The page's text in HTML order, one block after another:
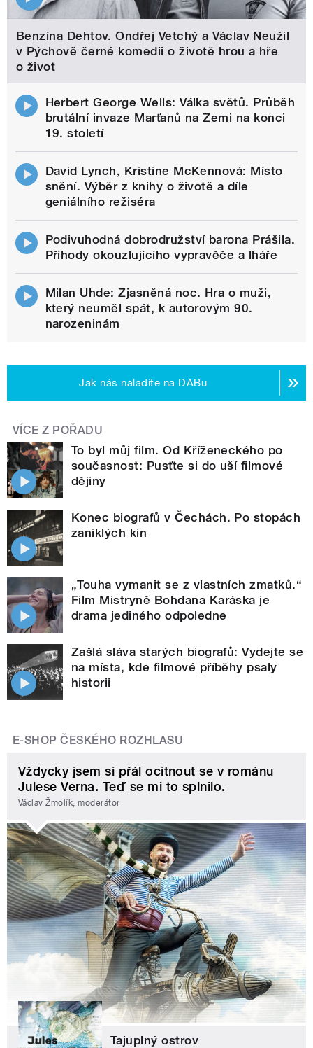
Benzína Dehtov. Ondřej Vetchý a Václav Neužil
v Pýchově černé komedii o životě hrou a hře
o život
Herbert George Wells: Válka světů. Průběh
brutální invaze Marťanů na Zemi na konci
19. století
David Lynch, Kristine McKennová: Místo
snění. Výběr z knihy o životě a díle
geniálního režiséra
Podivuhodná dobrodružství barona Prášila.
Příhody okouzlujícího vypravěče a lháře
Milan Uhde: Zjasněná noc. Hra o muži,
který neuměl spát, k autorovým 90.
narozeninám
Jak nás naladíte na DABu
VÍCE Z POŘADU
To byl můj film. Od Kříženeckého po
současnost: Pusťte si do uší filmové
dějiny
Konec biografů v Čechách. Po stopách
zaniklých kin
„Touha vymanit se z vlastních zmatků.“
Film Mistryně Bohdana Karáska je
drama jediného odpoledne
Zašlá sláva starých biografů: Vydejte se
na místa, kde filmové příběhy psaly
historii
E-SHOP ČESKÉHO ROZHLASU
Vždycky jsem si přál ocitnout se v románu
Julese Verna. Teď se mi to splnilo.
Václav Žmolík, moderátor
Tajuplný ostrov